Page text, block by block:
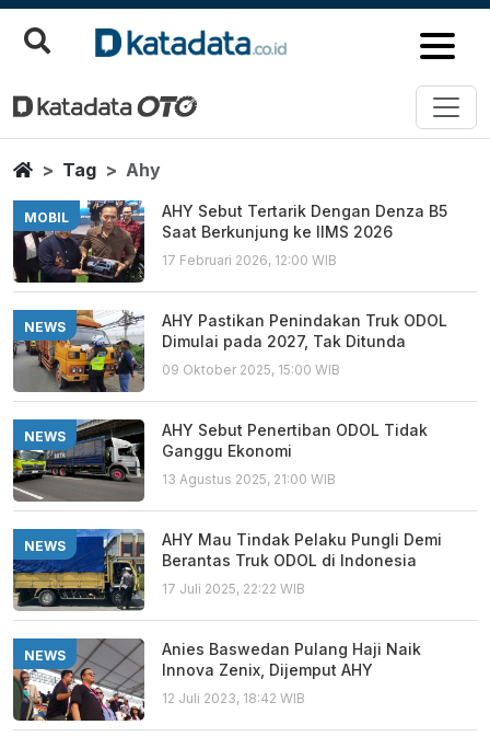
Ahy
Berita Terbaru
HomeTag Ahy
MOBIL
AHY Sebut Tertarik Dengan Denza B5
Saat Berkunjung ke IIMS 2026
17 Februari 2026, 12:00 WIB
NEWS
AHY Pastikan Penindakan Truk ODOL
Dimulai pada 2027, Tak Ditunda
09 Oktober 2025, 15:00 WIB
NEWS
AHY Sebut Penertiban ODOL Tidak
Ganggu Ekonomi
13 Agustus 2025, 21:00 WIB
NEWS
AHY Mau Tindak Pelaku Pungli Demi
Berantas Truk ODOL di Indonesia
17 Juli 2025, 22:22 WIB
NEWS
Anies Baswedan Pulang Haji Naik
Innova Zenix, Dijemput AHY
12 Juli 2023, 18:42 WIB